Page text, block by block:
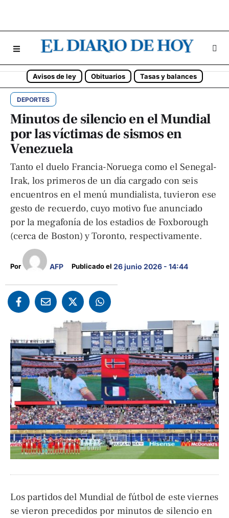
Avisos de ley Obituarios Tasas y balances
DEPORTES
Minutos de silencio en el Mundial
por las víctimas de sismos en
Venezuela
Tanto el duelo Francia-Noruega como el Senegal-
Irak, los primeros de un día cargado con seis
encuentros en el menú mundialista, tuvieron ese
gesto de recuerdo, cuyo motivo fue anunciado
por la megafonía de los estadios de Foxborough
(cerca de Boston) y Toronto, respectivamente.
Por AFP Publicado el 26 junio 2026 - 14:44
Los partidos del Mundial de fútbol de este viernes
se vieron precedidos por minutos de silencio en